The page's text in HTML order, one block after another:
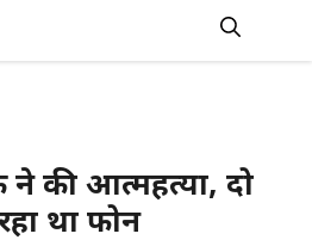
की आत्महत्या, दो
था फोन